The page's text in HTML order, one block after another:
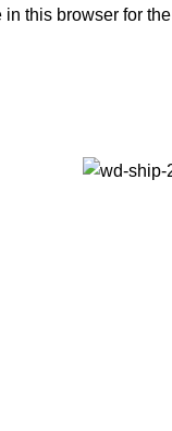
this browser for